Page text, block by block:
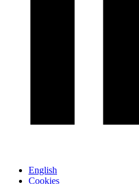
English
Cookies